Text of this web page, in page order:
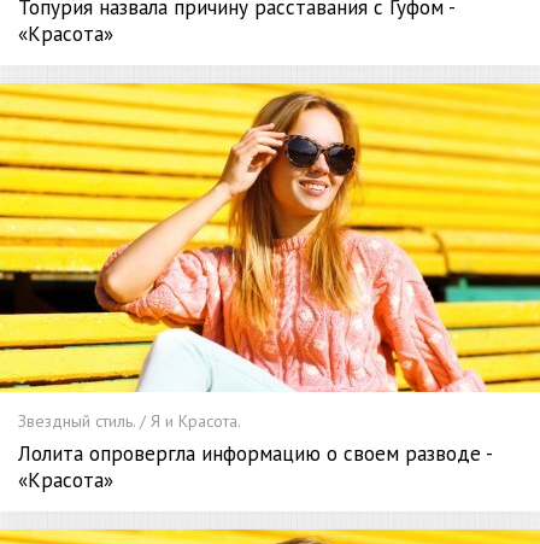
Топурия назвала причину расставания с Гуфом -
«Красота»
Звездный стиль. / Я и Красота.
Лолита опровергла информацию о своем разводе -
«Красота»